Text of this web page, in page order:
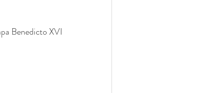
Benedicto XVI